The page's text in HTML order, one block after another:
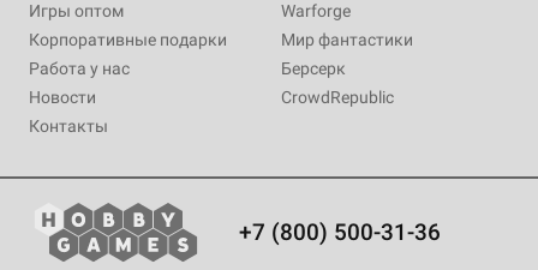
Игры оптом
Корпоративные подарки
Работа у нас
Новости
Контакты
Warforge
Мир фантастики
Берсерк
CrowdRepublic
+7 (800) 500-31-36